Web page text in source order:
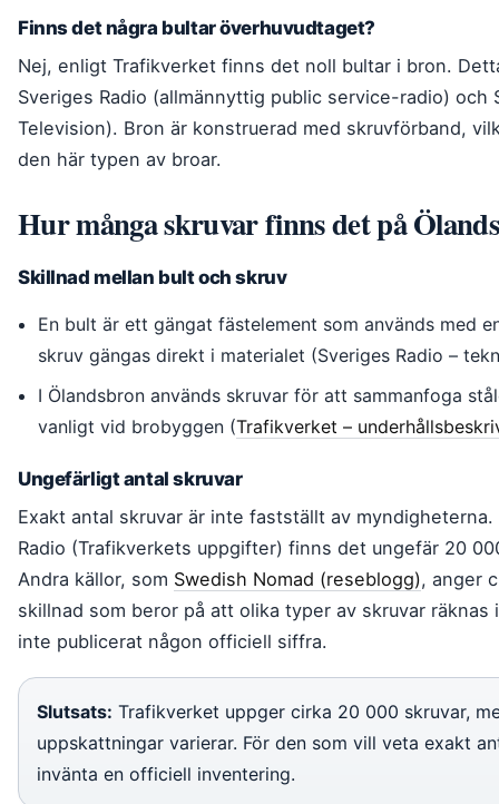
Finns det några bultar överhuvudtaget?
Nej, enligt Trafikverket finns det noll bultar i bron.
Sveriges Radio (allmännyttig public service-radio) och
Television). Bron är konstruerad med skruvförband,
den här typen av broar.
Hur många skruvar finns det på
Skillnad mellan bult och skruv
En bult är ett gängat fästelement som används med
skruv gängas direkt i materialet (Sveriges Radio –
I Ölandsbron används skruvar för att sammanfoga
vanligt vid brobyggen (Trafikverket –
Ungefärligt antal skruvar
Exakt antal skruvar är inte fastställt av
Radio (Trafikverkets uppgifter) finns det ungefär 20
Andra källor, som Swedish Nomad (reseblogg), anger
skillnad som beror på att olika typer av skruvar räknas
inte publicerat någon officiell siffra.
Slutsats: Trafikverket uppger cirka 20 000 skruvar,
uppskattningar varierar. För den som vill veta exakt
invänta en officiell inventering.